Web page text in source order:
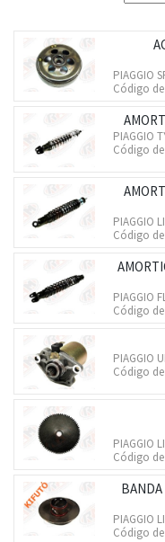
PIAGGIO
Código
PIAGGIO
Código
PIAGGIO
Código
PIAGGIO
Código
PIAGGIO
Código
PIAGGIO
Código
BANDA
PIAGGIO
Código